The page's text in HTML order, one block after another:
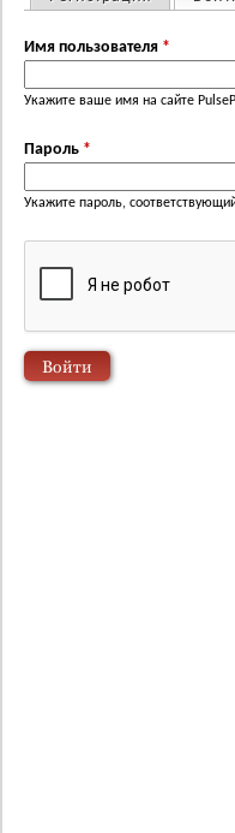
Главные вкладки
Имя пользователя *
Укажите ваше имя на сайте
Пароль *
Укажите пароль,